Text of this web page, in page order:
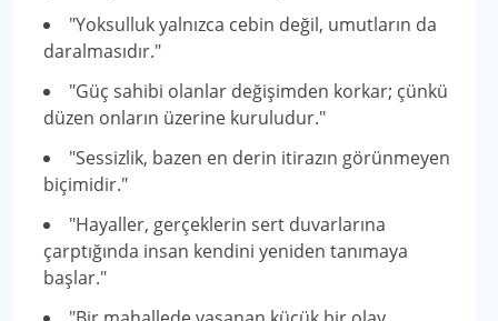
"Yoksulluk yalnızca cebin değil, umutların da
daralmasıdır."
"Güç sahibi olanlar değişimden korkar; çünkü
düzen onların üzerine kuruludur."
"Sessizlik, bazen en derin itirazın görünmeyen
biçimidir."
"Hayaller, gerçeklerin sert duvarlarına
çarptığında insan kendini yeniden tanımaya
başlar."